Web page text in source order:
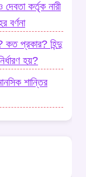
দেবতা কর্তৃক নারী
বর্ণনা
কত প্রকার? হিন্দু
হয়?
শান্তির